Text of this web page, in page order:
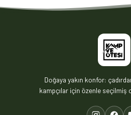
Doğaya yakın konfor:
kampçılar için özenle seçilmiş